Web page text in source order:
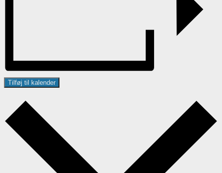
Tilføj til kalender